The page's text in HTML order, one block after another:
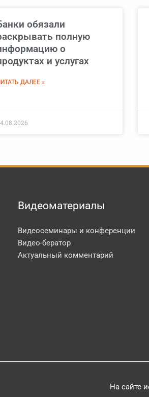
обязали
полную
о
и услугах
ДАЛЕЕ »
Видеоматериалы
Видеосеминары и конференции
Видео-бератор
Актуальный комментарий
На сайте